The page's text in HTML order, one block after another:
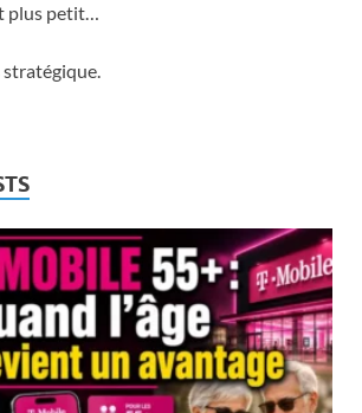
plus petit…